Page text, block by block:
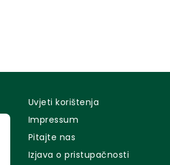
Uvjeti korištenja
Impressum
Pitajte nas
Izjava o pristupačnosti